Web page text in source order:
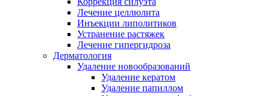
Лечение целлюлита
Инъекции липолитиков
Устранение растяжек
Лечение гипергидроза
Дерматология
Удаление новообразований
Удаление кератом
Удаление папиллом